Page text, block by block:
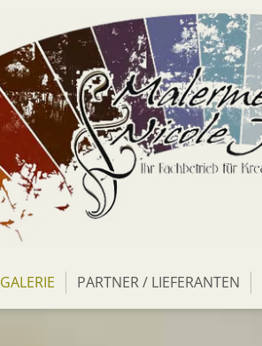
GALERIE PARTNER / LIEFERANTEN